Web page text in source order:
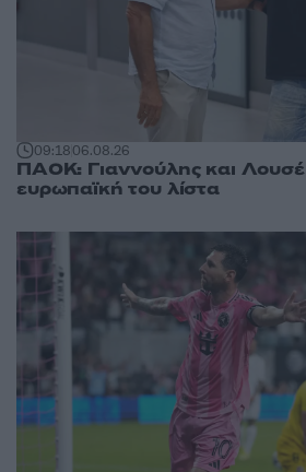
09:1806.08.26
ΠΑΟΚ: Γιαννούλης και
ευρωπαϊκή του λίστα